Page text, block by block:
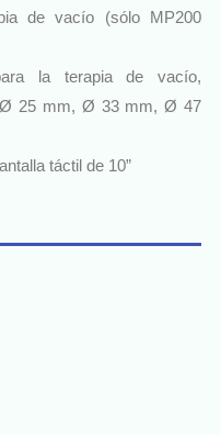
de vacío (sólo MP200
la terapia de vacío,
25 mm, Ø 33 mm, Ø 47
táctil de 10”